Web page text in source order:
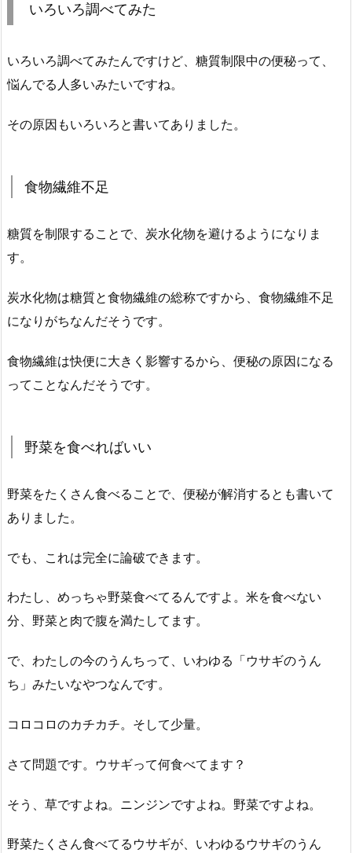
いろいろ調べてみた
いろいろ調べてみたんですけど、糖質制限中の便秘って、
悩んでる人多いみたいですね。
その原因もいろいろと書いてありました。
食物繊維不足
糖質を制限することで、炭水化物を避けるようになりま
す。
炭水化物は糖質と食物繊維の総称ですから、食物繊維不足
になりがちなんだそうです。
食物繊維は快便に大きく影響するから、便秘の原因になる
ってことなんだそうです。
野菜を食べればいい
野菜をたくさん食べることで、便秘が解消するとも書いて
ありました。
でも、これは完全に論破できます。
わたし、めっちゃ野菜食べてるんですよ。米を食べない
分、野菜と肉で腹を満たしてます。
で、わたしの今のうんちって、いわゆる「ウサギのうん
ち」みたいなやつなんです。
コロコロのカチカチ。そして少量。
さて問題です。ウサギって何食べてます？
そう、草ですよね。ニンジンですよね。野菜ですよね。
野菜たくさん食べてるウサギが、いわゆるウサギのうん